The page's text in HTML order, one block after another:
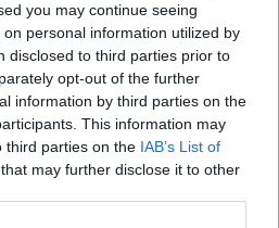
you may continue seeing
personal information utilized by
disclosed to third parties prior to
opt-out of the further
information by third parties on the
This information may
third parties on the IAB’s List of
that may further disclose it to other
προσγειώθηκε (και
οικόπεδο στην Ανάβυσσο
πας